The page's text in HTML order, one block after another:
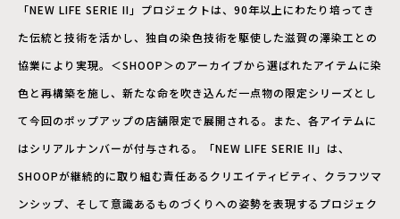
「NEW LIFE SERIE II」プロジェクトは、90年以上にわたり培ってき
た伝統と技術を活かし、独自の染色技術を駆使した滋賀の澤染工との
協業により実現。＜SHOOP＞のアーカイブから選ばれたアイテムに染
色と再構築を施し、新たな命を吹き込んだ一点物の限定シリーズとし
て今回のポップアップの店舗限定で展開される。また、各アイテムに
はシリアルナンバーが付与される。「NEW LIFE SERIE II」は、
SHOOPが継続的に取り組む責任あるクリエイティビティ、クラフツマ
ンシップ、そして意識あるものづくりへの姿勢を表現するプロジェク